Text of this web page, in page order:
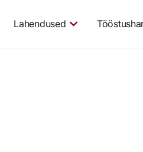
Lahendused